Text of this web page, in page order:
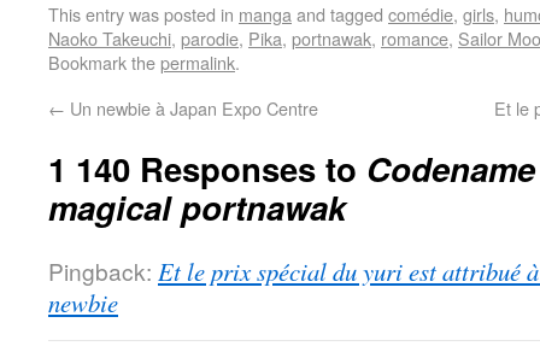
This entry was posted in mangaand tagged comédie, girls,
Naoko Takeuchi, parodie, Pika, portnawak, romance, Sailor
Bookmark thepermalink.
← Un newbie à Japan Expo Centre Et le
1 140 Responses to
magical portnawak
Pingback: Et le prix spécial du yuri est attribué
newbie